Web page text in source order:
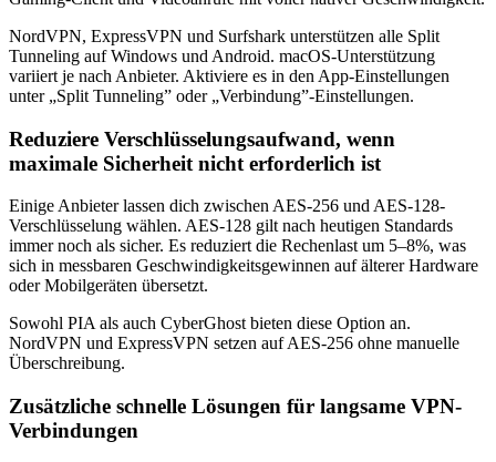
NordVPN, ExpressVPN und Surfshark unterstützen alle Split
Tunneling auf Windows und Android. macOS-Unterstützung
variiert je nach Anbieter. Aktiviere es in den App-Einstellungen
unter „Split Tunneling” oder „Verbindung”-Einstellungen.
Reduziere Verschlüsselungsaufwand, wenn
maximale Sicherheit nicht erforderlich ist
Einige Anbieter lassen dich zwischen AES-256 und AES-128-
Verschlüsselung wählen. AES-128 gilt nach heutigen Standards
immer noch als sicher. Es reduziert die Rechenlast um 5–8%, was
sich in messbaren Geschwindigkeitsgewinnen auf älterer Hardware
oder Mobilgeräten übersetzt.
Sowohl PIA als auch CyberGhost bieten diese Option an.
NordVPN und ExpressVPN setzen auf AES-256 ohne manuelle
Überschreibung.
Zusätzliche schnelle Lösungen für langsame VPN-
Verbindungen